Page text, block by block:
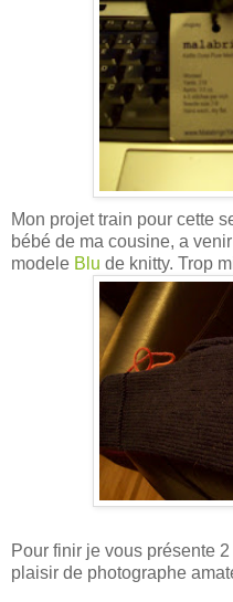
Mon projet train pour cette
bébé de ma cousine, a
modele Blu de knitty. Trop
Pour finir je vous présente
plaisir de photographe